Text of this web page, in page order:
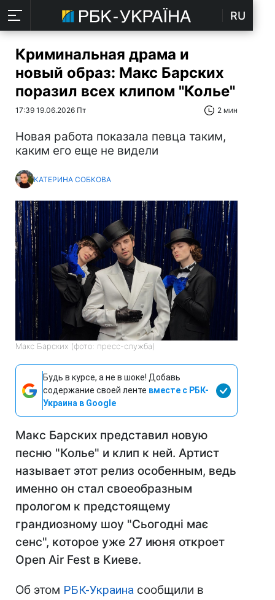
RU
Криминальная драма и
новый образ: Макс Барских
поразил всех клипом "Колье"
17:39 19.06.2026 Пт 2 мин
Новая работа показала певца таким,
каким его еще не видели
КАТЕРИНА СОБКОВА
Макс Барских (фото: пресс-служба)
Будь в курсе, а не в шоке! Добавь
содержание своей ленте вместе с РБК-
Украина в Google
Макс Барских представил новую
песню "Колье" и клип к ней. Артист
называет этот релиз особенным, ведь
именно он стал своеобразным
прологом к предстоящему
грандиозному шоу "Сьогодні має
сенс", которое уже 27 июня откроет
Open Air Fest в Киеве.
Об этом РБК-Украина сообщили в